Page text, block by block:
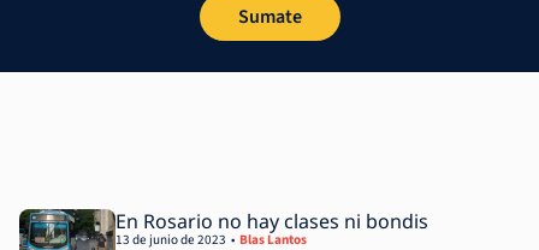
Sumate
En Rosario no hay clases ni bondis
Blas Lantos
13 de junio de 2023